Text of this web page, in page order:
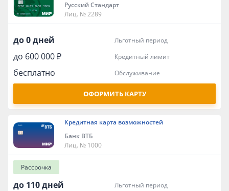
Русский Стандарт
Лиц. № 2289
до 0 дней льготный период
до 600 000 ₽ кредитный лимит
бесплатно обслуживание
ОФОРМИТЬ КАРТУ
Кредитная карта возможностей
Банк ВТБ
Лиц. № 1000
Рассрочка
до 110 дней льготный период